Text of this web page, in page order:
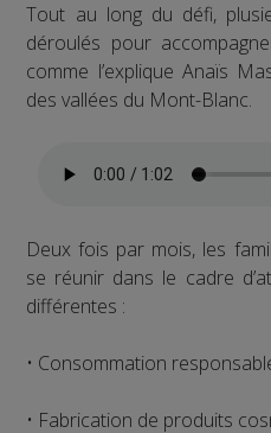
Tout au long du défi,
déroulés pour
comme l’explique Anaïs
des vallées du Mont-Blanc.
Deux fois par mois, les
se réunir dans le cadre
différentes :
• Consommation
• Fabrication de produits